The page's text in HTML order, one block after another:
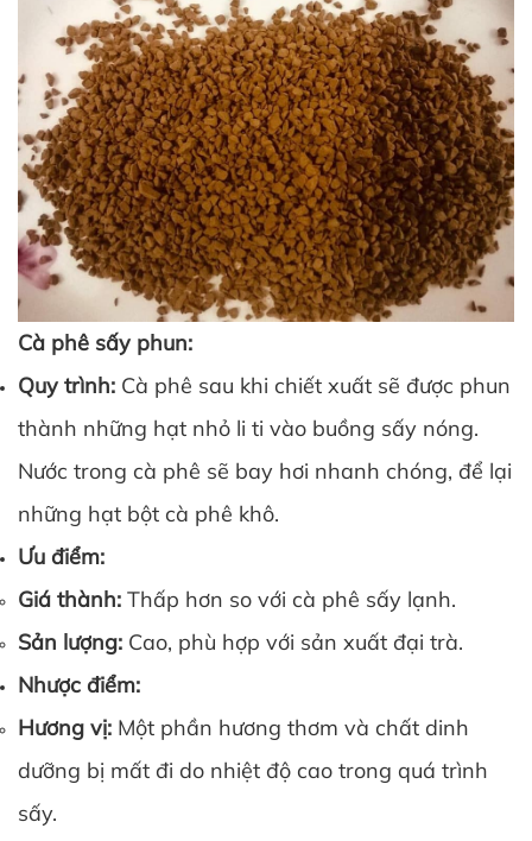
Cà phê sấy phun:
Quy trình: Cà phê sau khi chiết xuất sẽ được phun
thành những hạt nhỏ li ti vào buồng sấy nóng.
Nước trong cà phê sẽ bay hơi nhanh chóng, để lại
những hạt bột cà phê khô.
Ưu điểm:
Giá thành: Thấp hơn so với cà phê sấy lạnh.
Sản lượng: Cao, phù hợp với sản xuất đại trà.
Nhược điểm:
Hương vị: Một phần hương thơm và chất dinh
dưỡng bị mất đi do nhiệt độ cao trong quá trình
sấy.